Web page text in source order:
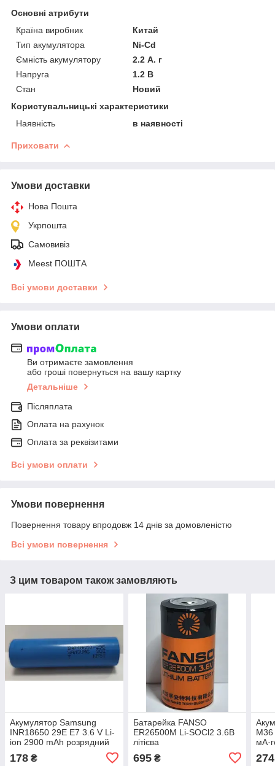
Основні атрибути
Країна виробник
Китай
Тип акумулятора
Ni-Cd
Ємність акумулятору
2.2 А. г
Напруга
1.2 В
Стан
Новий
Користувальницькі характеристики
Наявність
в наявності
Приховати
Умови доставки
Нова Пошта
Укрпошта
Самовивіз
Meest ПОШТА
Всі умови доставки
Умови оплати
Ви отримаєте замовлення
або гроші повернуться на вашу картку
Детальніше
Післяплата
Оплата на рахунок
Оплата за реквізитами
Всі умови оплати
Умови повернення
Повернення товару впродовж 14 днів за домовленістю
Всі умови повернення
З цим товаром також замовляють
Акумулятор Samsung
INR18650 29E E7 3.6 V Li-
ion 2900 mAh розрядний
178 ₴
Батарейка FANSO
ER26500M Li-SOCl2 3.6В
літієва
695₴ 274